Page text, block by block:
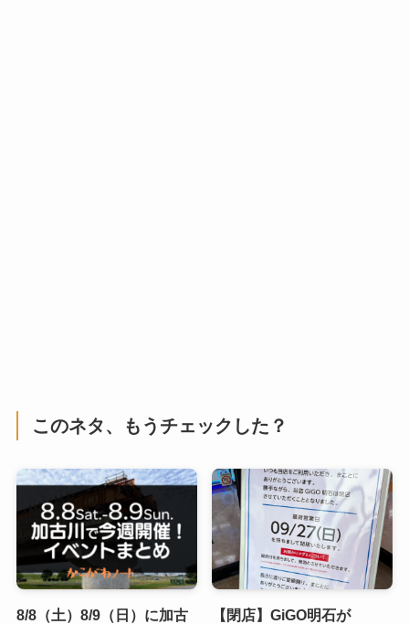
このネタ、もうチェックした？
8/8（土）8/9（日）に加古
【閉店】GiGO明石が